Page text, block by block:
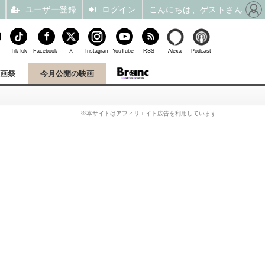
祭 今月公開の映画
※本サイトはアフィリエイト広告を利用しています
TikTok Facebook X Instagram YouTube RSS Alexa Podcast
ユーザー登録 ログイン こんにちは、ゲストさん